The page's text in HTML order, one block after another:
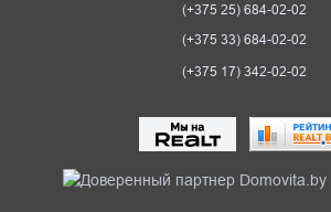
(+375 25) 684-02-02
(+375 33) 684-02-02
(+375 17) 342-02-02